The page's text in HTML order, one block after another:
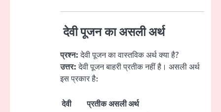
देवी पूजन का असली अर्थ
प्रश्न:देवी पूजन का वास्तविक अर्थ क्या है?
उत्तर:देवी पूजन बाहरी प्रतीक नहीं है। असली अर्थ
इस प्रकार है:
देवी प्रतीकअसली अर्थ